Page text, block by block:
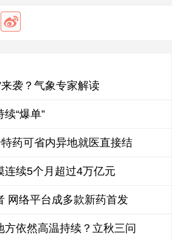
袭？气象专家解读
“爆单”
药可省内异地就医直接结
连续5个月超过4万亿元
网络平台成多款新药首发
方依然高温持续？立秋三问